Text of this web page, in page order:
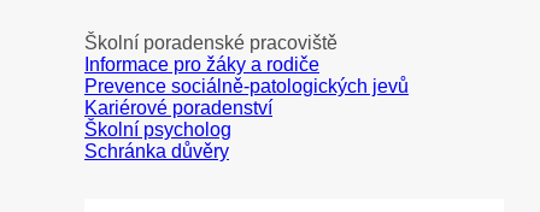
Školní poradenské pracoviště
Informace pro žáky a rodiče
Prevence sociálně-patologických jevů
Kariérové poradenství
Školní psycholog
Schránka důvěry